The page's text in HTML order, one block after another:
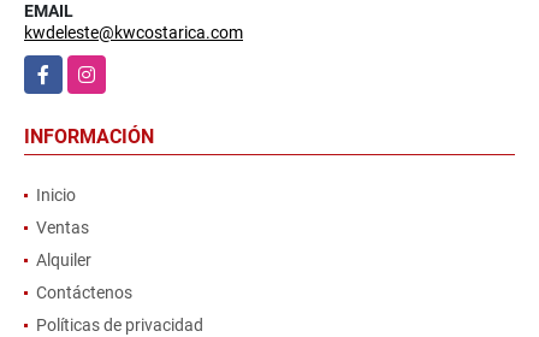
EMAIL
kwdeleste@kwcostarica.com
FacebookInstagram
INFORMACIÓN
Inicio
Ventas
Alquiler
Contáctenos
Políticas de privacidad